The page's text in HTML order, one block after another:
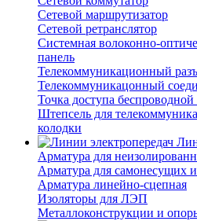
Сетевой маршрутизатор
Сетевой ретранслятор
Системная волоконно-
панель
Телекоммуникационный
Телекоммуникацонный
Точка доступа беспроводной
Штепсель для
колодки
Арматура для
Арматура для самонесущих
Арматура линейно-сцепная
Изоляторы для ЛЭП
Металлоконструкции и